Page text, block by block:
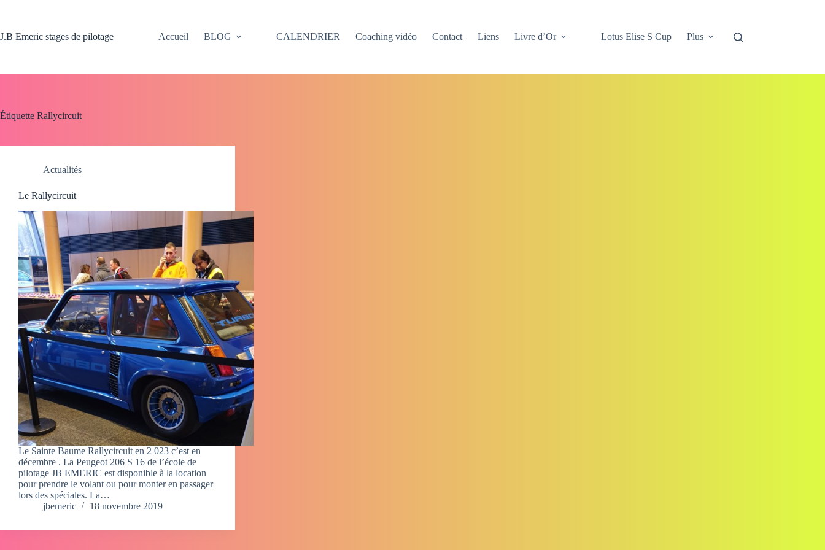
J.B Emeric stages de pilotage
Accueil BLOG CALENDRIER Coaching vidéo Contact Liens Livre d’Or Lotus Elise S Cup Plus
Étiquette Rallycircuit
Actualités
Le Rallycircuit
Le Sainte Baume Rallycircuit en 2 023 c’est en
décembre . La Peugeot 206 S 16 de l’école de
pilotage JB EMERIC est disponible à la location
pour prendre le volant ou pour monter en passager
lors des spéciales. La…
jbemeric
18 novembre 2019